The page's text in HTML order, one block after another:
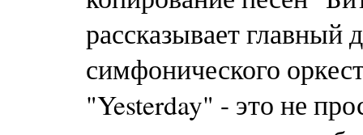
рассказывает главный
симфонического
"Yesterday" - это не